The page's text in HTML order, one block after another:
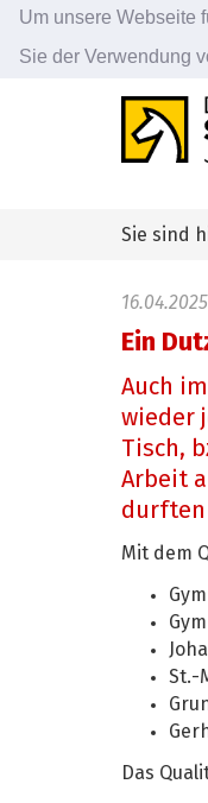
Um unsere Webseite
Sie der Verwendung
Sie sind
16.04.2025
Ein
Auch
wieder
Tisch,
Arbeit
durften
Mit dem
St.-
Das